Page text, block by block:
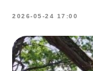
2026-05-24 17:00